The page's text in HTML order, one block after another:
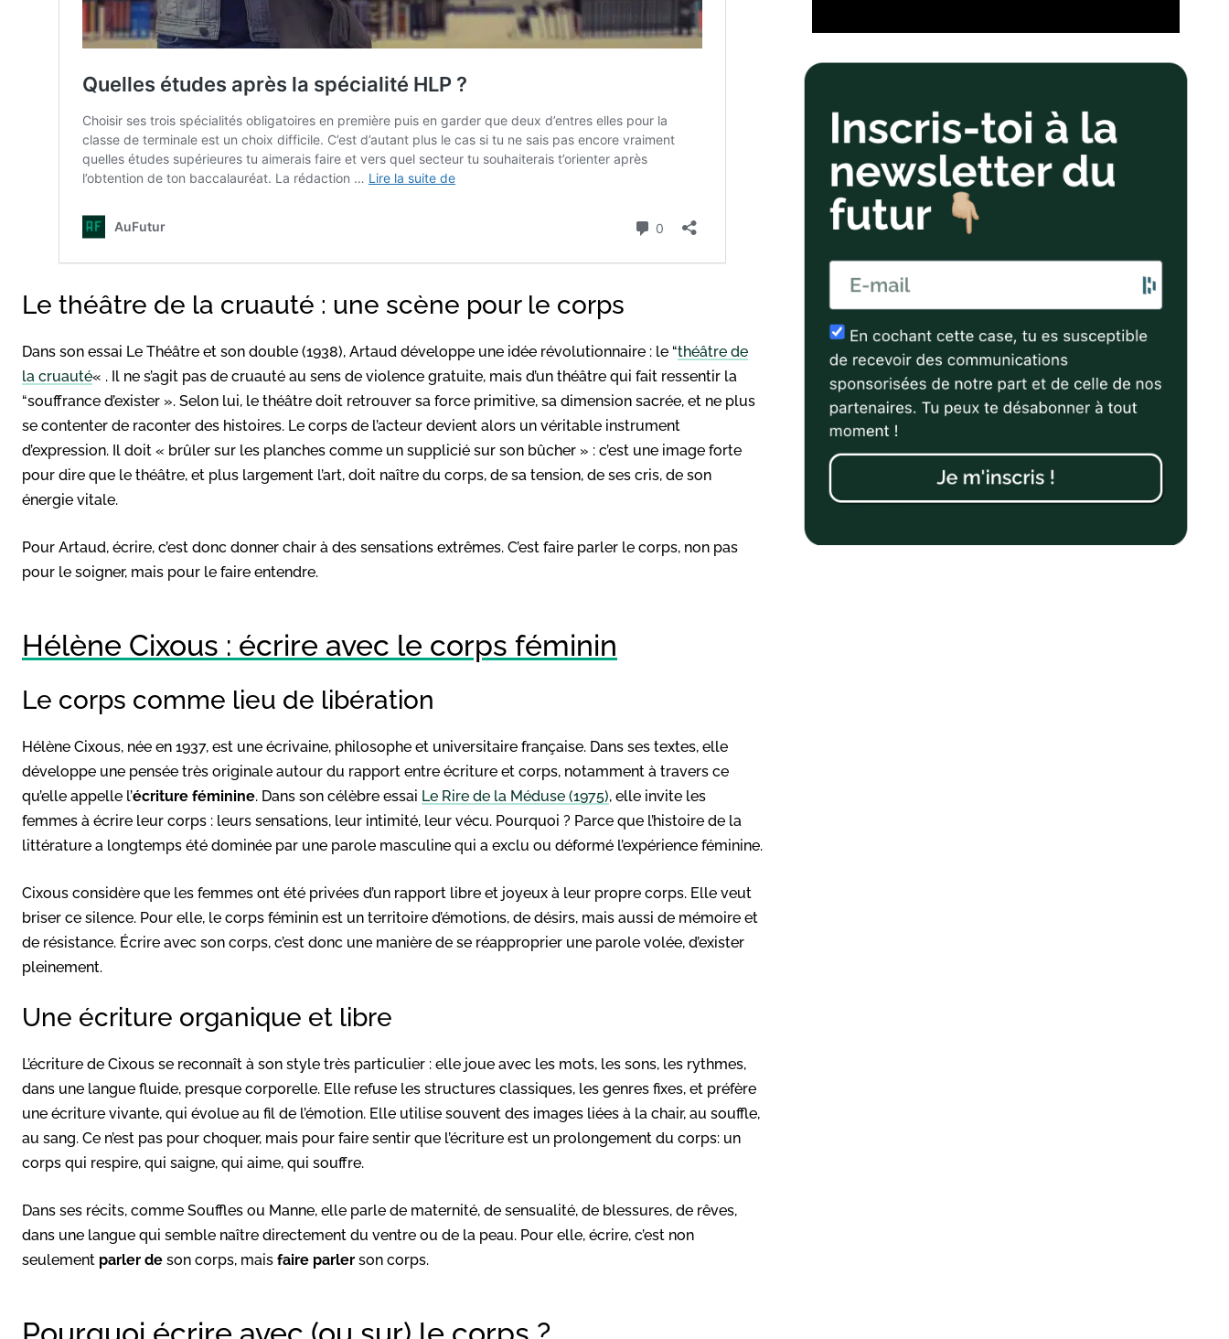
Le théâtre de la cruauté : une scène pour le corps
Dans son essai Le Théâtre et son double (1938), Artaud développe une idée révolutionnaire : le “théâtre de
la cruauté« . Il ne s’agit pas de cruauté au sens de violence gratuite, mais d’un théâtre qui fait ressentir la
“souffrance d’exister ». Selon lui, le théâtre doit retrouver sa force primitive, sa dimension sacrée, et ne plus
se contenter de raconter des histoires. Le corps de l’acteur devient alors un véritable instrument
d’expression. Il doit « brûler sur les planches comme un supplicié sur son bûcher » : c’est une image forte
pour dire que le théâtre, et plus largement l’art, doit naître du corps, de sa tension, de ses cris, de son
énergie vitale.
Pour Artaud, écrire, c’est donc donner chair à des sensations extrêmes. C’est faire parler le corps, non pas
pour le soigner, mais pour le faire entendre.
Hélène Cixous : écrire avec le corps féminin
Le corps comme lieu de libération
Hélène Cixous, née en 1937, est une écrivaine, philosophe et universitaire française. Dans ses textes, elle
développe une pensée très originale autour du rapport entre écriture et corps, notamment à travers ce
qu’elle appelle l’écriture féminine. Dans son célèbre essai Le Rire de la Méduse (1975), elle invite les
femmes à écrire leur corps : leurs sensations, leur intimité, leur vécu. Pourquoi ? Parce que l’histoire de la
littérature a longtemps été dominée par une parole masculine qui a exclu ou déformé l’expérience féminine.
Cixous considère que les femmes ont été privées d’un rapport libre et joyeux à leur propre corps. Elle veut
briser ce silence. Pour elle, le corps féminin est un territoire d’émotions, de désirs, mais aussi de mémoire et
de résistance. Écrire avec son corps, c’est donc une manière de se réapproprier une parole volée, d’exister
pleinement.
Une écriture organique et libre
L’écriture de Cixous se reconnaît à son style très particulier : elle joue avec les mots, les sons, les rythmes,
dans une langue fluide, presque corporelle. Elle refuse les structures classiques, les genres fixes, et préfère
une écriture vivante, qui évolue au fil de l’émotion. Elle utilise souvent des images liées à la chair, au souffle,
au sang. Ce n’est pas pour choquer, mais pour faire sentir que l’écriture est un prolongement du corps: un
corps qui respire, qui saigne, qui aime, qui souffre.
Dans ses récits, comme Souffles ou Manne, elle parle de maternité, de sensualité, de blessures, de rêves,
dans une langue qui semble naître directement du ventre ou de la peau. Pour elle, écrire, c’est non
seulement parler de son corps, mais faire parler son corps.